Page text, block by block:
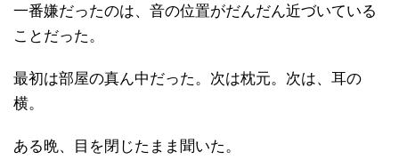
一番嫌だったのは、音の位置がだんだん近づいている
ことだった。
最初は部屋の真ん中だった。次は枕元。次は、耳の
横。
ある晩、目を閉じたまま聞いた。